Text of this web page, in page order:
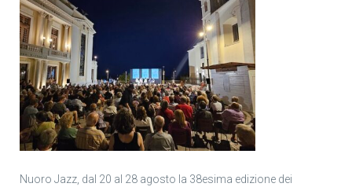
Nuoro Jazz, dal 20 al 28 agosto la 38esima edizione dei